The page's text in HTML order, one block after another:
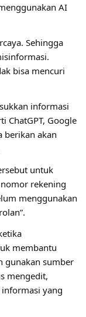
AI
Sehingga
bisa mencuri
informasi
ChatGPT, Google
berikan akan
untuk
rekening
menggunakan
membantu
gunakan sumber
mengedit,
yang